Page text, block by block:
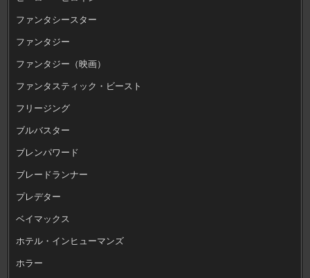
ファンタシースター
ファンタジー
ファンタジー（映画）
ファンタスティック・ビースト
フリージング
ブルバスター
ブレンパワード
ブレードランナー
プレデター
ベイマックス
ホテル・インヒューマンズ
ホラー